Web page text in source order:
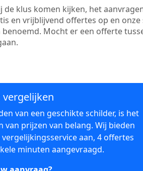
klus komen kijken, het
en vrijblijvend offertes op en
Mocht er een offerte
van een geschikte schilder, is het
van prijzen van belang. Wij bieden
aan, 4 offertes
minuten aangevraagd.